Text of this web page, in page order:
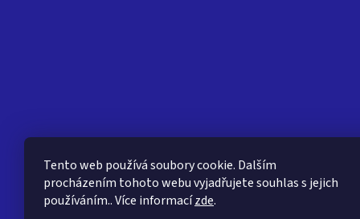
Tento web používá soubory cookie. Dalším
procházením tohoto webu vyjadřujete souhlas s jejich
používáním.. Více informacízde.